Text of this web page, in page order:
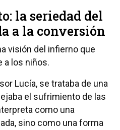
la seriedad del
a la conversión
visión del infierno que
a los niños.
Lucía, se trataba de una
el sufrimiento de las
como una
sino como una forma